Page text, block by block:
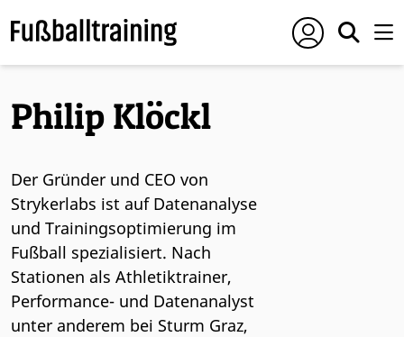
Philip Klöckl
Der Gründer und CEO von
Strykerlabs ist auf Datenanalyse
und Trainingsoptimierung im
Fußball spezialisiert. Nach
Stationen als Athletiktrainer,
Performance- und Datenanalyst
unter anderem bei Sturm Graz,